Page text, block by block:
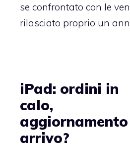
se confrontato con le
rilasciato proprio un
iPad: ordini in
calo,
arrivo?